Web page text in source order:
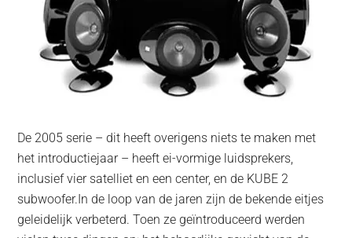
De 2005 serie – dit heeft overigens niets te maken met
het introductiejaar – heeft ei-vormige luidsprekers,
inclusief vier satelliet en een center, en de KUBE 2
subwoofer.In de loop van de jaren zijn de bekende eitjes
geleidelijk verbeterd. Toen ze geïntroduceerd werden